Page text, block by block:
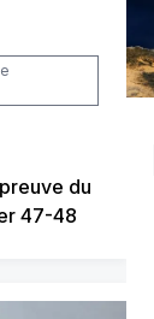
du
47-48